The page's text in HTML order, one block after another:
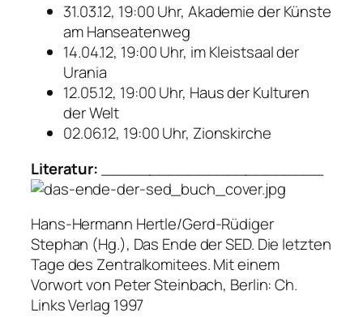
31.03.12, 19:00 Uhr, Akademie der Künste
am Hanseatenweg
14.04.12, 19:00 Uhr, im Kleistsaal der
Urania
12.05.12, 19:00 Uhr, Haus der Kulturen
der Welt
02.06.12, 19:00 Uhr, Zionskirche
Literatur:
Hans-Hermann Hertle/Gerd-Rüdiger
Stephan (Hg.), Das Ende der SED. Die letzten
Tage des Zentralkomitees. Mit einem
Vorwort von Peter Steinbach, Berlin: Ch.
Links Verlag 1997